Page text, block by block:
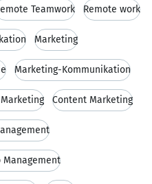
Teamwork Remote work
Marketing
Marketing-Kommunikation
Content Marketing